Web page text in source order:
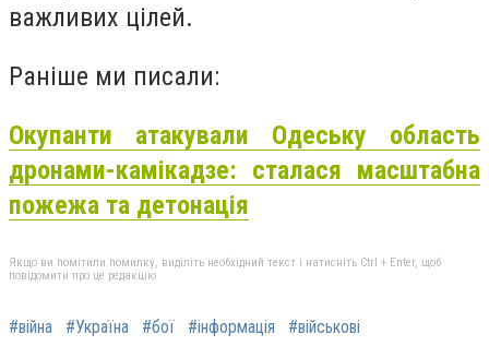
важливих цілей.
Раніше ми писали:
Окупанти атакували Одеську область
дронами-камікадзе: сталася масштабна
пожежа та детонація
Якщо ви помітили помилку, виділіть необхідний текст і натисніть Ctrl + Enter, щоб
повідомити про це редакцію
#війна #Україна #бої #інформація #військові